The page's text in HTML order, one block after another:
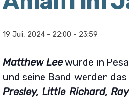
19 Juli, 2024 - 22:00 - 23:59
Matthew Leewurde in
und seine Band werden
Presley, Little Richard,